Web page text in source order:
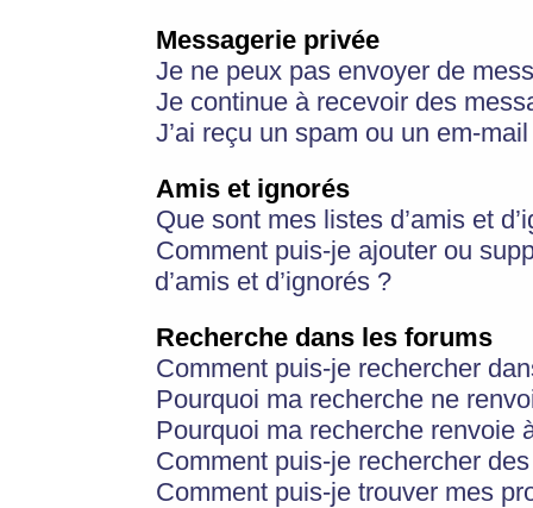
Messagerie privée
Je ne peux pas envoyer de
Je continue à recevoir des
J’ai reçu un spam ou un em-
Amis et ignorés
Que sont mes listes d’amis et
Comment puis-je ajouter ou
d’amis et d’ignorés ?
Recherche dans les forums
Comment puis-je rechercher
Pourquoi ma recherche ne
Pourquoi ma recherche renvoie
Comment puis-je rechercher
Comment puis-je trouver mes